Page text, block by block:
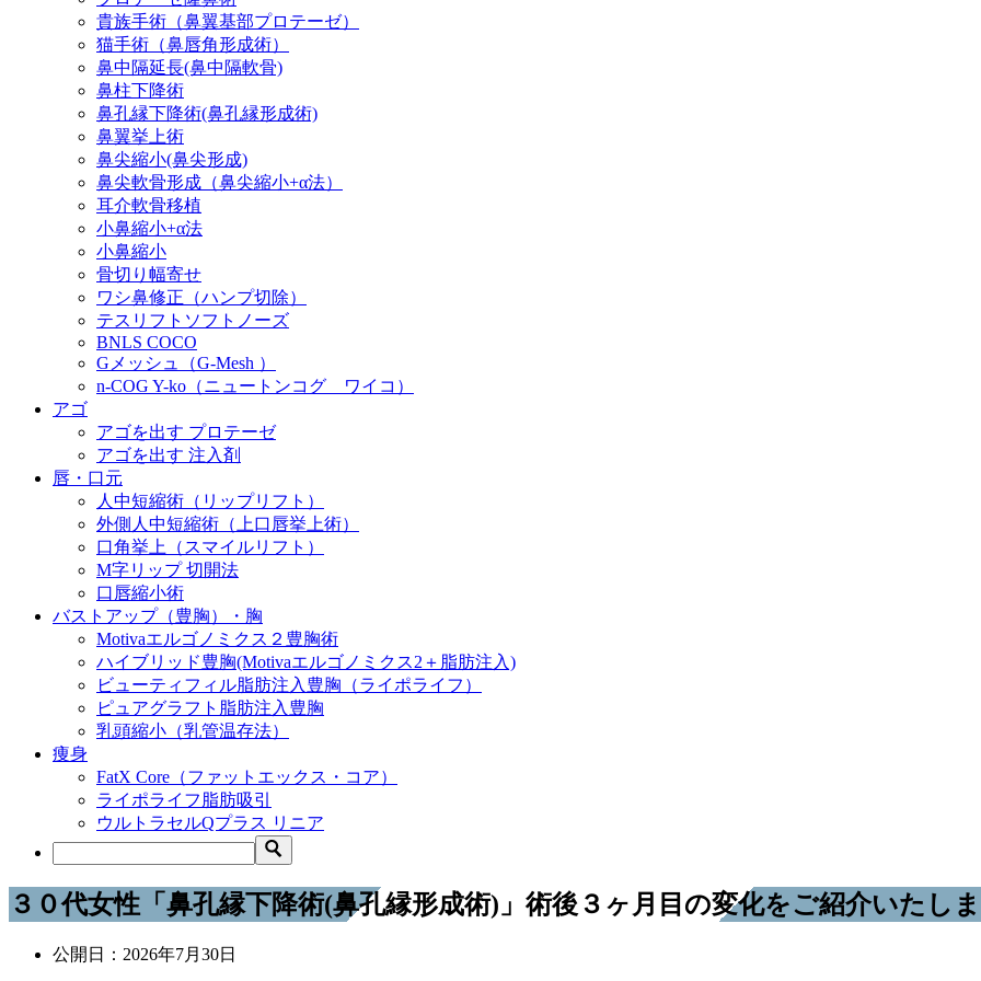
貴族手術（鼻翼基部プロテーゼ）
猫手術（鼻唇角形成術）
鼻中隔延長(鼻中隔軟骨)
鼻柱下降術
鼻孔縁下降術(鼻孔縁形成術)
鼻翼挙上術
鼻尖縮小(鼻尖形成)
鼻尖軟骨形成（鼻尖縮小+α法）
耳介軟骨移植
小鼻縮小+α法
小鼻縮小
骨切り幅寄せ
ワシ鼻修正（ハンプ切除）
テスリフトソフトノーズ
BNLS COCO
Gメッシュ（G-Mesh ）
n-COG Y-ko（ニュートンコグ ワイコ）
アゴ
アゴを出す プロテーゼ
アゴを出す 注入剤
唇・口元
人中短縮術（リップリフト）
外側人中短縮術（上口唇挙上術）
口角挙上（スマイルリフト）
M字リップ 切開法
口唇縮小術
バストアップ（豊胸）・胸
Motivaエルゴノミクス２豊胸術
ハイブリッド豊胸(Motivaエルゴノミクス2＋脂肪注入)
ビューティフィル脂肪注入豊胸（ライポライフ）
ピュアグラフト脂肪注入豊胸
乳頭縮小（乳管温存法）
痩身
FatX Core（ファットエックス・コア）
ライポライフ脂肪吸引
ウルトラセルQプラス リニア
３０代女性「鼻孔縁下降術(鼻孔縁形成術)」術後３ヶ月目の変化をご紹介いたし
公開日： 2026年7月30日